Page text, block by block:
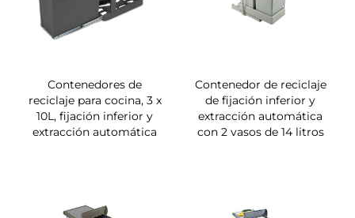
Contenedores de
reciclaje para cocina, 3 x
10L, fijación inferior y
extracción automática
Contenedor de reciclaje
de fijación inferior y
extracción automática
con 2 vasos de 14 litros